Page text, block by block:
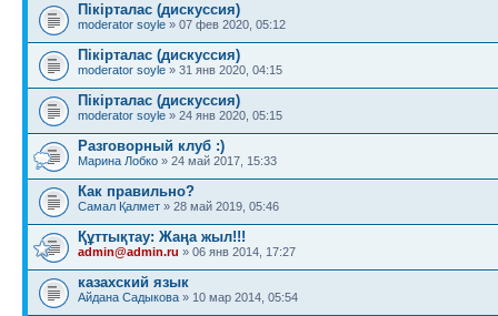
Пікірталас (дискуссия)
moderator soyle » 07 фев 2020, 05:12
Пікірталас (дискуссия)
moderator soyle » 31 янв 2020, 04:15
Пікірталас (дискуссия)
moderator soyle » 24 янв 2020, 05:15
Разговорный клуб :)
Марина Лобко » 24 май 2017, 15:33
Как правильно?
Самал Қалмет » 28 май 2019, 05:46
Құттықтау: Жаңа жыл!!!
admin@admin.ru » 06 янв 2014, 17:27
казахский язык
Айдана Садыкова » 10 мар 2014, 05:54